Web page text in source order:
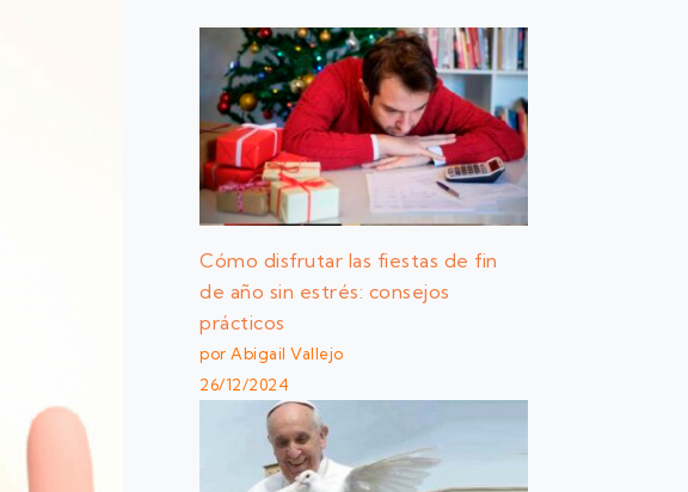
Cómo disfrutar las fiestas de fin
de año sin estrés: consejos
prácticos
por Abigail Vallejo
26/12/2024